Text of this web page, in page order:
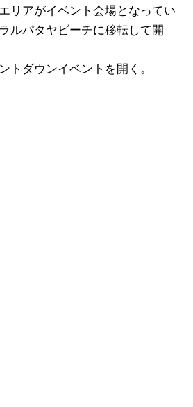
リアがイベント会場となってい
ルパタヤビーチに移転して開
トダウンイベントを開く。